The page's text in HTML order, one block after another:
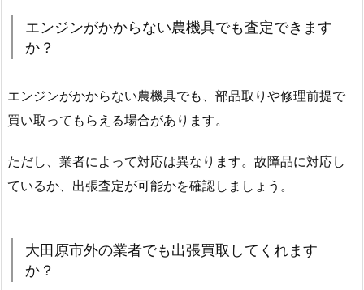
エンジンがかからない農機具でも査定できます
か？
エンジンがかからない農機具でも、部品取りや修理前提で
買い取ってもらえる場合があります。
ただし、業者によって対応は異なります。故障品に対応し
ているか、出張査定が可能かを確認しましょう。
大田原市外の業者でも出張買取してくれます
か？